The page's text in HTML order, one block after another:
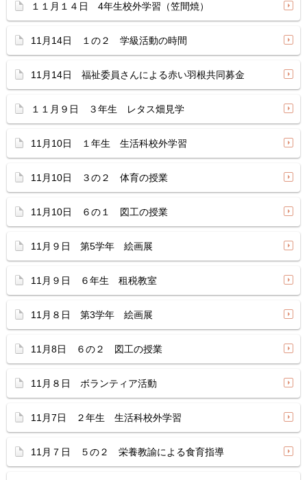
１１月１４日 4年生校外学習（笠間焼）
11月14日 １の２ 学級活動の時間
11月14日 福祉委員さんによる赤い羽根共同募金
１１月９日 ３年生 レタス畑見学
11月10日 １年生 生活科校外学習
11月10日 ３の２ 体育の授業
11月10日 ６の１ 図工の授業
11月９日 第5学年 絵画展
11月９日 ６年生 租税教室
11月８日 第3学年 絵画展
11月8日 ６の２ 図工の授業
11月８日 ボランティア活動
11月7日 ２年生 生活科校外学習
11月７日 ５の２ 栄養教諭による食育指導